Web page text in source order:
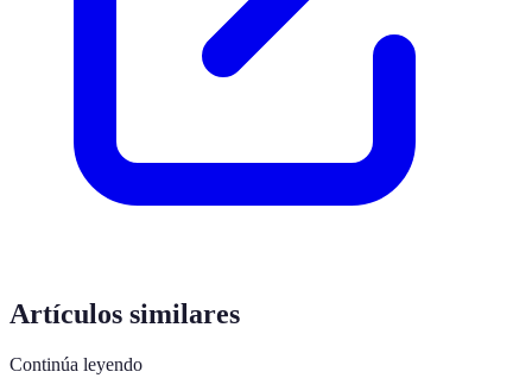
Artículos similares
Continúa leyendo